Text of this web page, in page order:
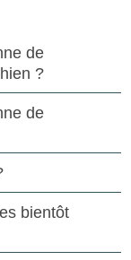
de
?
de
bientôt